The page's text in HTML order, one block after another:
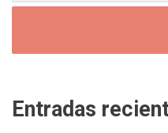
Entradas